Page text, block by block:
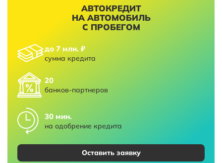
АВТОКРЕДИТ
НА АВТОМОБИЛЬ
С ПРОБЕГОМ
до 7 млн. ₽
сумма кредита
20
банков-партнеров
30 мин.
на одобрение кредита
Оставить заявку